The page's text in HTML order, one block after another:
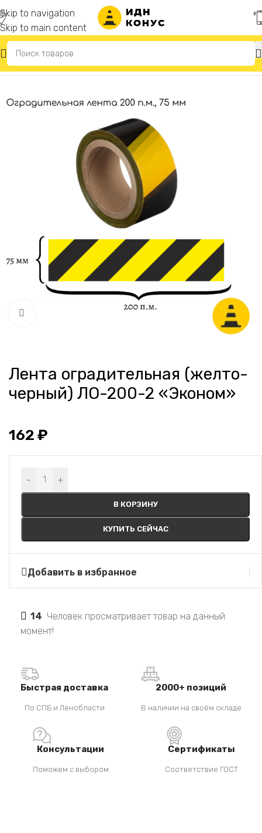
Skip to navigation
Skip to main content
Главная Сигнальные ленты оградительные
Нажмите, чтобы увеличить
Лента оградительная (желто-
черный) ЛО-200-2 «Эконом»
162 ₽
- +
В КОРЗИНУ
КУПИТЬ СЕЙЧАС
Alternative:
Добавить в избранное
14 Человек просматривает товар на данный
момент!
Быстрая доставка
По СПБ и Ленобласти
2000+ позиций
В наличии на своём складе
Консультации
Поможем с выбором
Сертификаты
Соответствие ГОСТ